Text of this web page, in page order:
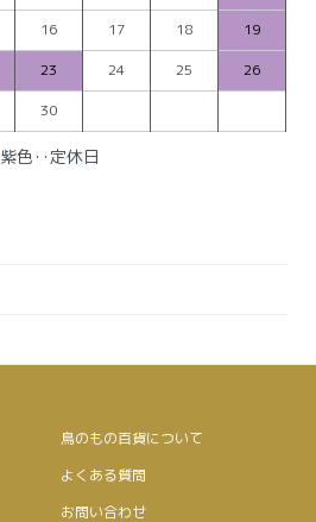
16 17 18
19
23 24 25
26
30
紫色‥定休日
鳥のもの百貨について
よくある質問
お問い合わせ